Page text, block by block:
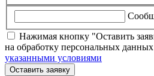
Нажимая кнопку "Оставить
на обработку персональных данных
указанными условиями
Оставить заявку